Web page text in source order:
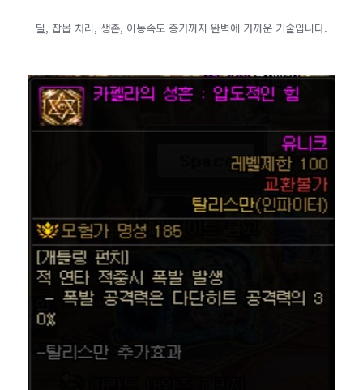
딜, 잡몹 처리, 생존, 이동속도 증가까지 완벽에 가까운 기술입니다.